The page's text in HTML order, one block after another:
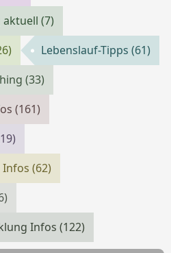
aktuell(7)
Lebenslauf-Tipps(61)
(33)
(161)
Infos(62)
Infos(122)